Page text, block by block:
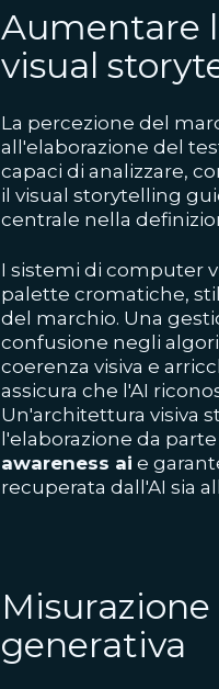
Aumentare
visual
La percezione del
all'elaborazione del
capaci di analizzare,
il visual storytelling
centrale nella
I sistemi di computer
palette cromatiche,
del marchio. Una
confusione negli
coerenza visiva e
assicura che l'AI
Un'architettura visiva
l'elaborazione da
awareness ai e
recuperata dall'AI sia
generativa